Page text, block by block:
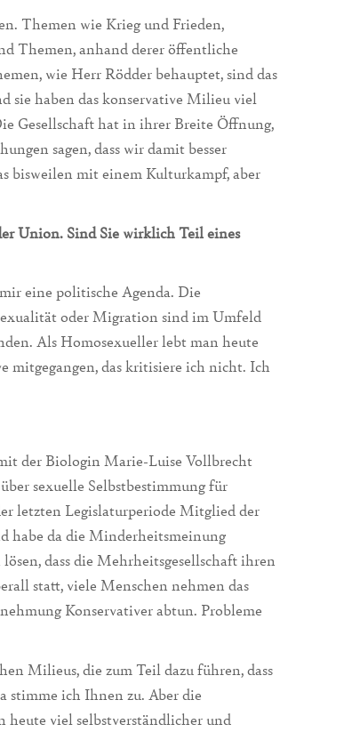
Themen wie Krieg und Frieden,
Themen, anhand derer öffentliche
wie Herr Rödder behauptet, sind das
sie haben das konservative Milieu viel
Gesellschaft hat in ihrer Breite Öffnung,
sagen, dass wir damit besser
bisweilen mit einem Kulturkampf, aber
Union. Sind Sie wirklich Teil eines
eine politische Agenda. Die
oder Migration sind im Umfeld
Als Homosexueller lebt man heute
mitgegangen, das kritisiere ich nicht. Ich
der Biologin Marie-Luise Vollbrecht
sexuelle Selbstbestimmung für
letzten Legislaturperiode Mitglied der
habe da die Minderheitsmeinung
dass die Mehrheitsgesellschaft ihren
statt, viele Menschen nehmen das
Konservativer abtun. Probleme
Milieus, die zum Teil dazu führen, dass
stimme ich Ihnen zu. Aber die
heute viel selbstverständlicher und